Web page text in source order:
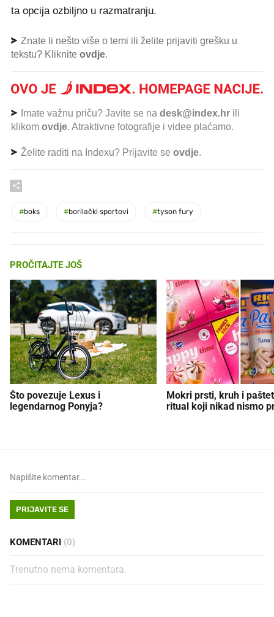
ta opcija ozbiljno u razmatranju.
Znate li nešto više o temi ili želite prijaviti grešku u
tekstu? Kliknite ovdje.
Imate važnu priču? Javite se na desk@index.hr ili
klikom ovdje. Atraktivne fotografije i videe plaćamo.
Želite raditi na Indexu? Prijavite se ovdje.
#boks #borilački sportovi #tyson fury
PROČITAJTE JOŠ
Što povezuje Lexus i
legendarnog Ponyja?
Mokri prsti, kruh i
ritual koji nikad nismo
PRIJAVITE SE
KOMENTARI (0)
Trenutno nema komentara.